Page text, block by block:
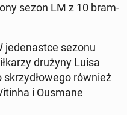
sezon LM z 10 bram­
je­de­na­st­ce sezonu
drużyny Luisa
skrzy­dło­we­go również
i Ousmane